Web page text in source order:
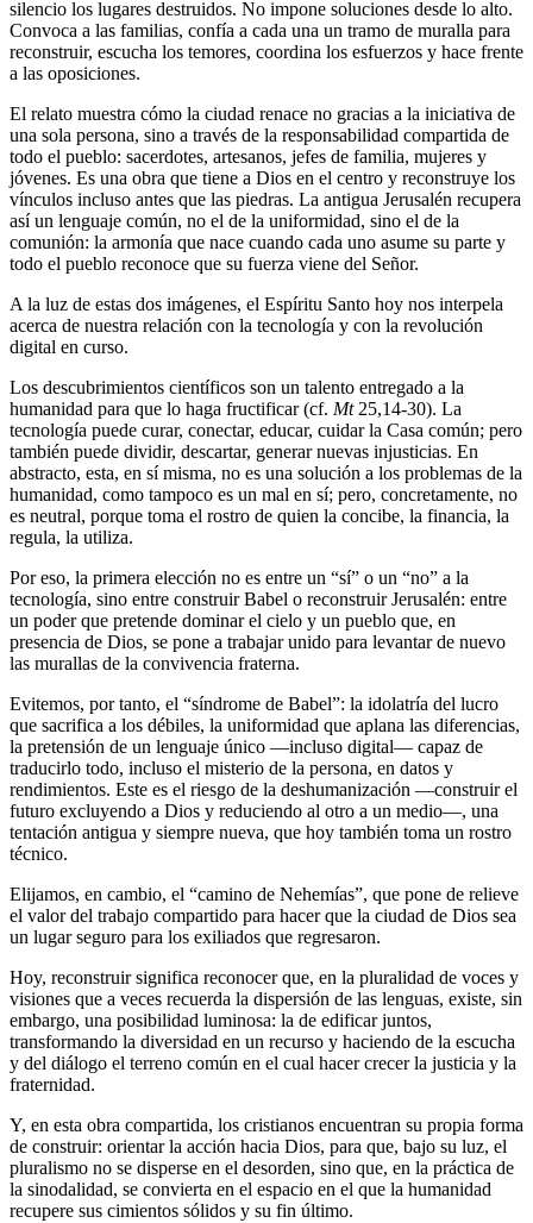
silencio los lugares destruidos. No impone soluciones desde lo alto.
Convoca a las familias, confía a cada una un tramo de muralla para
reconstruir, escucha los temores, coordina los esfuerzos y hace frente
a las oposiciones.
El relato muestra cómo la ciudad renace no gracias a la iniciativa de
una sola persona, sino a través de la responsabilidad compartida de
todo el pueblo: sacerdotes, artesanos, jefes de familia, mujeres y
jóvenes. Es una obra que tiene a Dios en el centro y reconstruye los
vínculos incluso antes que las piedras. La antigua Jerusalén recupera
así un lenguaje común, no el de la uniformidad, sino el de la
comunión: la armonía que nace cuando cada uno asume su parte y
todo el pueblo reconoce que su fuerza viene del Señor.
A la luz de estas dos imágenes, el Espíritu Santo hoy nos interpela
acerca de nuestra relación con la tecnología y con la revolución
digital en curso.
Los descubrimientos científicos son un talento entregado a la
humanidad para que lo haga fructificar (cf. Mt25,14-30). La
tecnología puede curar, conectar, educar, cuidar la Casa común; pero
también puede dividir, descartar, generar nuevas injusticias. En
abstracto, esta, en sí misma, no es una solución a los problemas de la
humanidad, como tampoco es un mal en sí; pero, concretamente, no
es neutral, porque toma el rostro de quien la concibe, la financia, la
regula, la utiliza.
Por eso, la primera elección no es entre un “sí” o un “no” a la
tecnología, sino entre construir Babel o reconstruir Jerusalén: entre
un poder que pretende dominar el cielo y un pueblo que, en
presencia de Dios, se pone a trabajar unido para levantar de nuevo
las murallas de la convivencia fraterna.
Evitemos, por tanto, el “síndrome de Babel”: la idolatría del lucro
que sacrifica a los débiles, la uniformidad que aplana las diferencias,
la pretensión de un lenguaje único —incluso digital— capaz de
traducirlo todo, incluso el misterio de la persona, en datos y
rendimientos. Este es el riesgo de la deshumanización —construir el
futuro excluyendo a Dios y reduciendo al otro a un medio—, una
tentación antigua y siempre nueva, que hoy también toma un rostro
técnico.
Elijamos, en cambio, el “camino de Nehemías”, que pone de relieve
el valor del trabajo compartido para hacer que la ciudad de Dios sea
un lugar seguro para los exiliados que regresaron.
Hoy, reconstruir significa reconocer que, en la pluralidad de voces y
visiones que a veces recuerda la dispersión de las lenguas, existe, sin
embargo, una posibilidad luminosa: la de edificar juntos,
transformando la diversidad en un recurso y haciendo de la escucha
y del diálogo el terreno común en el cual hacer crecer la justicia y la
fraternidad.
Y, en esta obra compartida, los cristianos encuentran su propia forma
de construir: orientar la acción hacia Dios, para que, bajo su luz, el
pluralismo no se disperse en el desorden, sino que, en la práctica de
la sinodalidad, se convierta en el espacio en el que la humanidad
recupere sus cimientos sólidos y su fin último.